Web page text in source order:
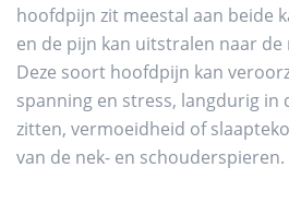
hoofdpijn zit meestal aan beide
en de pijn kan uitstralen naar de
Deze soort hoofdpijn kan
spanning en stress, langdurig in
zitten, vermoeidheid of
van de nek- en schouderspieren.